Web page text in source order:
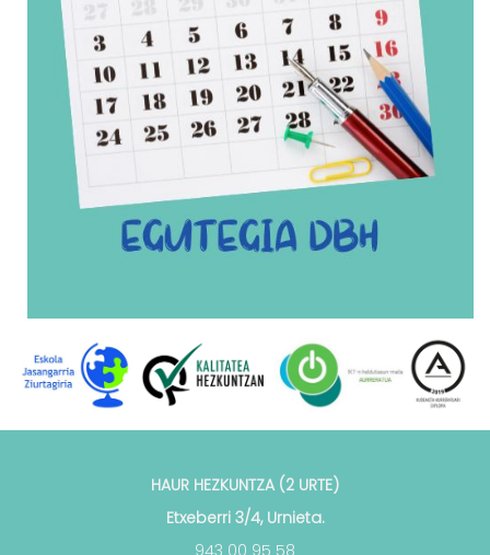
HAUR HEZKUNTZA (2 URTE)
Etxeberri 3/4, Urnieta.
943 00 95 58